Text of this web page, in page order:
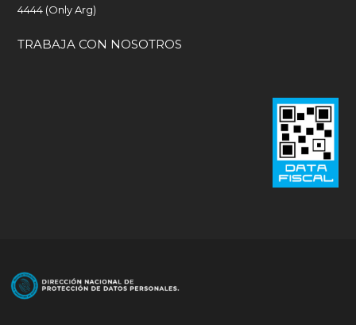
4444 (Only Arg)
TRABAJA CON NOSOTROS